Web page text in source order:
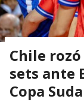
Chile
sets ante
Copa